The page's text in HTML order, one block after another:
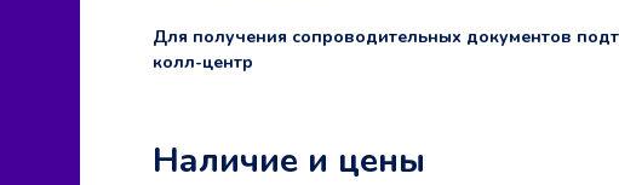
Для получения сопроводительных документов
колл-центр
Наличие и цены